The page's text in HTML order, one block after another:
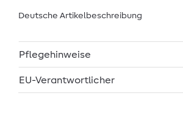
Deutsche Artikelbeschreibung
Pflegehinweise
EU-Verantwortlicher